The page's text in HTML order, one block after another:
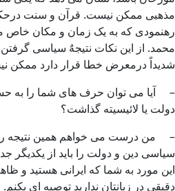
مذهبی ممکن نیست. قرآن و سنت
رهنمودی که به یک زمان و مکان
محمد. از این نکات نتیجهٌ سیاسی
شدیداً درمعرض خطا قرار دارد ممکن
– آیا می توان حرف های شما را به
دولت یا لائیسیته گذاشت؟
– من درست می خواهم همین نتیجه را
سیاسی دین و دولت را باید از یکدیگر
این مورد به شما که ایرانی هستید و
دقیقی در زبانتان ندارید توصیه ای بکنم.